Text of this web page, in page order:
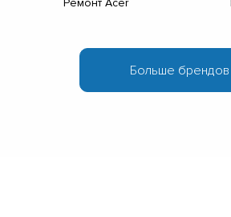
Ремонт Acer